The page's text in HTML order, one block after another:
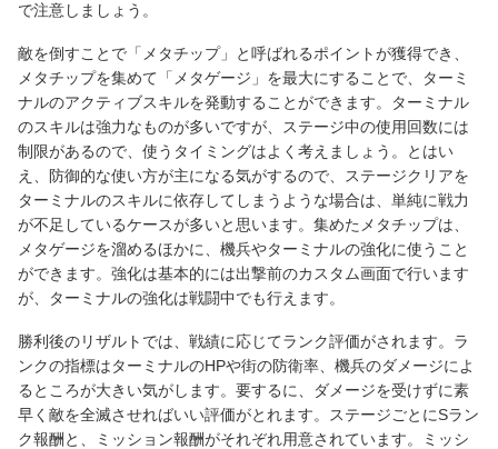
で注意しましょう。
敵を倒すことで「メタチップ」と呼ばれるポイントが獲得でき、
メタチップを集めて「メタゲージ」を最大にすることで、ターミ
ナルのアクティブスキルを発動することができます。ターミナル
のスキルは強力なものが多いですが、ステージ中の使用回数には
制限があるので、使うタイミングはよく考えましょう。とはい
え、防御的な使い方が主になる気がするので、ステージクリアを
ターミナルのスキルに依存してしまうような場合は、単純に戦力
が不足しているケースが多いと思います。集めたメタチップは、
メタゲージを溜めるほかに、機兵やターミナルの強化に使うこと
ができます。強化は基本的には出撃前のカスタム画面で行います
が、ターミナルの強化は戦闘中でも行えます。
勝利後のリザルトでは、戦績に応じてランク評価がされます。ラ
ンクの指標はターミナルのHPや街の防衛率、機兵のダメージによ
るところが大きい気がします。要するに、ダメージを受けずに素
早く敵を全滅させればいい評価がとれます。ステージごとにSラン
ク報酬と、ミッション報酬がそれぞれ用意されています。ミッシ